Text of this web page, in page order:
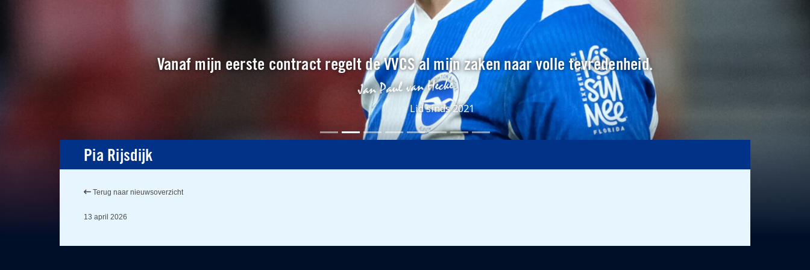
Vanaf mijn eerste contract regelt de VVCS al mijn zaken naar volle tevredenheid.
Lid sinds 2021
Pia Rijsdijk
Terug naar nieuwsoverzicht
13 april 2026